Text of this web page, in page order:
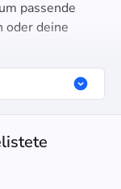
passende
oder deine